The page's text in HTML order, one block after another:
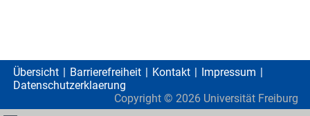
Übersicht Barrierefreiheit Kontakt
Impressum
Datenschutzerklaerung
Copyright © 2026 Universität Freiburg